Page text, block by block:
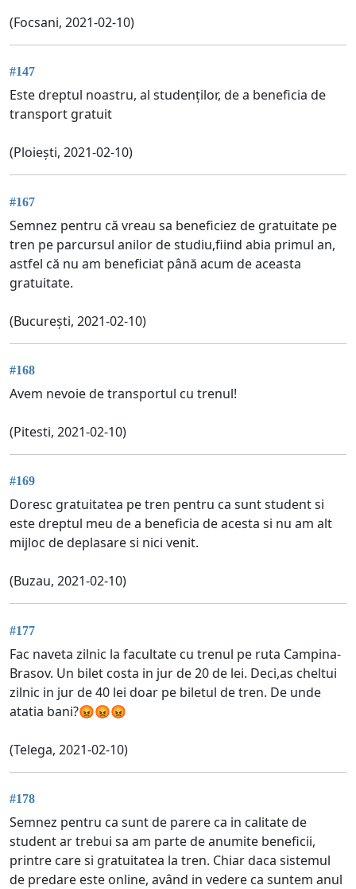
(Focsani, 2021-02-10)
#147
Este dreptul noastru, al studenților, de a beneficia de
transport gratuit
(Ploiești, 2021-02-10)
#167
Semnez pentru că vreau sa beneficiez de gratuitate pe
tren pe parcursul anilor de studiu,fiind abia primul an,
astfel că nu am beneficiat până acum de aceasta
gratuitate.
(București, 2021-02-10)
#168
Avem nevoie de transportul cu trenul!
(Pitesti, 2021-02-10)
#169
Doresc gratuitatea pe tren pentru ca sunt student si
este dreptul meu de a beneficia de acesta si nu am alt
mijloc de deplasare si nici venit.
(Buzau, 2021-02-10)
#177
Fac naveta zilnic la facultate cu trenul pe ruta Campina-
Brasov. Un bilet costa in jur de 20 de lei. Deci,as cheltui
zilnic in jur de 40 lei doar pe biletul de tren. De unde
atatia bani?😡😡😡
(Telega, 2021-02-10)
#178
Semnez pentru ca sunt de parere ca in calitate de
student ar trebui sa am parte de anumite beneficii,
printre care si gratuitatea la tren. Chiar daca sistemul
de predare este online, având in vedere ca suntem anul